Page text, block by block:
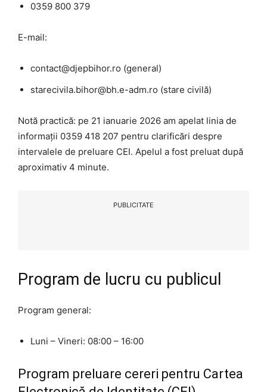
0359 800 379
E-mail:
contact@djepbihor.ro (general)
starecivila.bihor@bh.e-adm.ro (stare civilă)
Notă practică: pe 21 ianuarie 2026 am apelat linia de
informații 0359 418 207 pentru clarificări despre
intervalele de preluare CEI. Apelul a fost preluat după
aproximativ 4 minute.
PUBLICITATE
Program de lucru cu publicul
Program general:
Luni – Vineri: 08:00 – 16:00
Program preluare cereri pentru Cartea